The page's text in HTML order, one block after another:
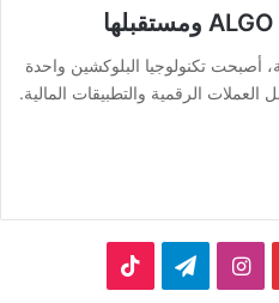
أصبحت تكنولوجيا البلوكشين واحدة
الرقمية والتطبيقات المالية.
انستقرامتيلقرام